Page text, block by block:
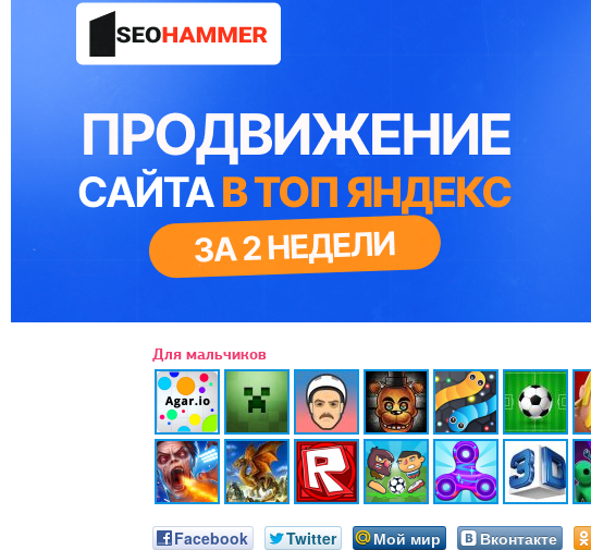
Для мальчиков
Facebook Twitter Мой мир Вконтакте